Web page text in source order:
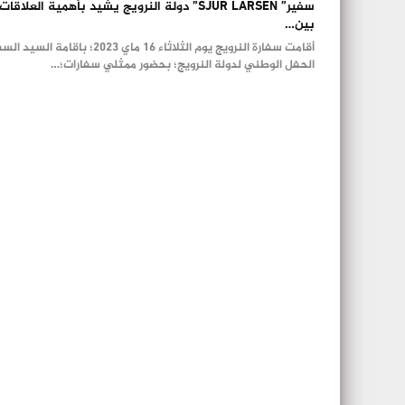
سفير” SJUR LARSEN” دولة النرويج يشيد بأهمية العلاقات
بين…
أقامت سفارة النرويج يوم الثلاثاء 16 ماي 2023؛ باقامة
الحفل الوطني لدولة النرويج؛ بحضور ممثلي سفارات؛…